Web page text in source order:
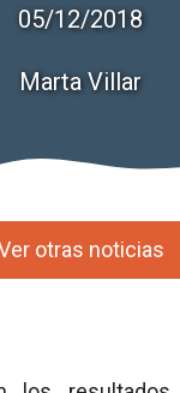
05/12/2018
Marta Villar
otras noticias